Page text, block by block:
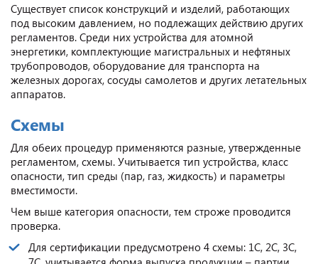
Существует список конструкций и изделий, работающих
под высоким давлением, но подлежащих действию других
регламентов. Среди них устройства для атомной
энергетики, комплектующие магистральных и нефтяных
трубопроводов, оборудование для транспорта на
железных дорогах, сосуды самолетов и других летательных
аппаратов.
Схемы
Для обеих процедур применяются разные, утвержденные
регламентом, схемы. Учитывается тип устройства, класс
опасности, тип среды (пар, газ, жидкость) и параметры
вместимости.
Чем выше категория опасности, тем строже проводится
проверка.
Для сертификации предусмотрено 4 схемы: 1С, 2С, 3С,